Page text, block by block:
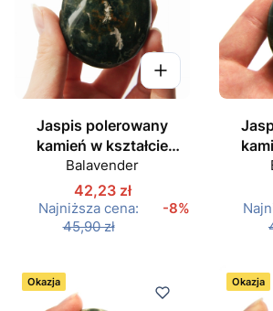
Jaspis polerowany
kamień w kształcie
owalu nr 02
Balavender
42,23 zł
Najniższa cena:
45,90 zł
-8%
Okazja Okazja